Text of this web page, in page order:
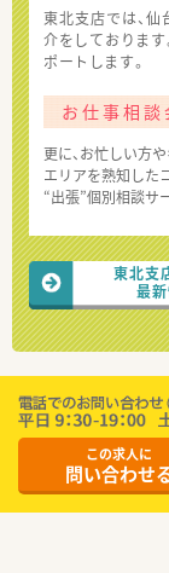
東北支店では、
介をしております
ポートします。
お仕事相談
更に、お忙しい方
エリアを熟知した
“出張”個別相談サ
東北支
最
この求人に
問い合わせ